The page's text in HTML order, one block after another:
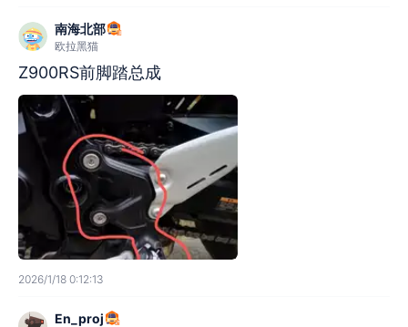
南海北部
欧拉黑猫
Z900RS前脚踏总成
2026/1/18 0:12:13
En_proj